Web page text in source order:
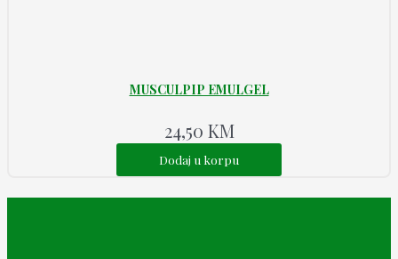
MUSCULPIP EMULGEL
24,50 KM
Dodaj u korpu